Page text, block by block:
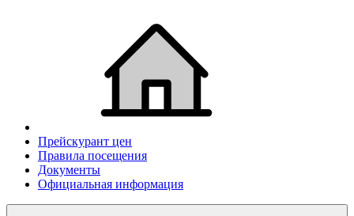
Прейскурант цен
Правила посещения
Документы
Официальная информация